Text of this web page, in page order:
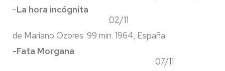
-La hora incógnita
02/11
de Mariano Ozores. 99 min. 1964, España
-Fata Morgana
07/11